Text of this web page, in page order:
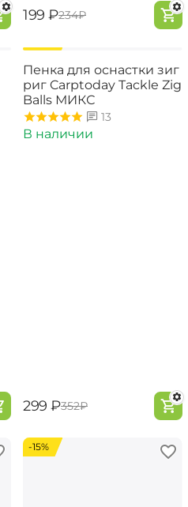
‍199‍ ₽‍234‍₽
Пенка для оснастки зиг
риг Carptoday Tackle Zig
Balls МИКС
13
В наличии
‍299‍ ₽‍352‍₽
-15%